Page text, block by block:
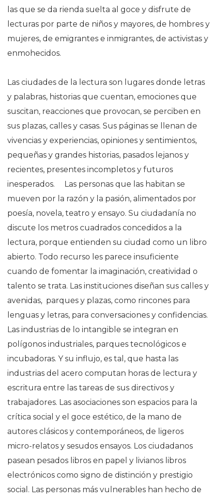
las que se da rienda suelta al goce y disfrute de
lecturas por parte de niños y mayores, de hombres y
mujeres, de emigrantes e inmigrantes, de activistas y
enmohecidos.
Las ciudades de la lectura son lugares donde letras
y palabras, historias que cuentan, emociones que
suscitan, reacciones que provocan, se perciben en
sus plazas, calles y casas. Sus páginas se llenan de
vivencias y experiencias, opiniones y sentimientos,
pequeñas y grandes historias, pasados lejanos y
recientes, presentes incompletos y futuros
inesperados. Las personas que las habitan se
mueven por la razón y la pasión, alimentados por
poesía, novela, teatro y ensayo. Su ciudadanía no
discute los metros cuadrados concedidos a la
lectura, porque entienden su ciudad como un libro
abierto. Todo recurso les parece insuficiente
cuando de fomentar la imaginación, creatividad o
talento se trata. Las instituciones diseñan sus calles y
avenidas, parques y plazas, como rincones para
lenguas y letras, para conversaciones y confidencias.
Las industrias de lo intangible se integran en
polígonos industriales, parques tecnológicos e
incubadoras. Y su influjo, es tal, que hasta las
industrias del acero computan horas de lectura y
escritura entre las tareas de sus directivos y
trabajadores. Las asociaciones son espacios para la
crítica social y el goce estético, de la mano de
autores clásicos y contemporáneos, de ligeros
micro-relatos y sesudos ensayos. Los ciudadanos
pasean pesados libros en papel y livianos libros
electrónicos como signo de distinción y prestigio
social. Las personas más vulnerables han hecho de